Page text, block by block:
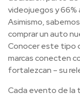
videojuegos y 66%
Asimismo,
comprar un auto
Conocer este tipo
marcas conecten
fortalezcan – su
Cada evento de la